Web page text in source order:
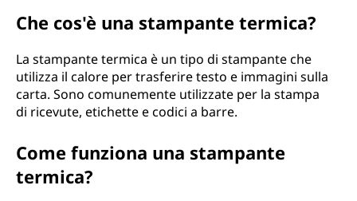
Che cos'è una stampante termica?
La stampante termica è un tipo di stampante che
utilizza il calore per trasferire testo e immagini sulla
carta. Sono comunemente utilizzate per la stampa
di ricevute, etichette e codici a barre.
Come funziona una stampante
termica?